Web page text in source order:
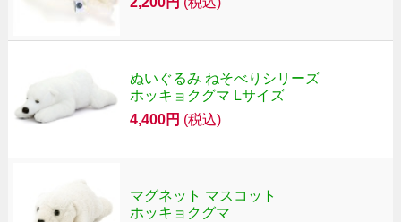
ぬいぐるみ ねそべりシリーズ
ホッキョクグマ Lサイズ
4,400円 (税込)
マグネット マスコット
ホッキョクグマ